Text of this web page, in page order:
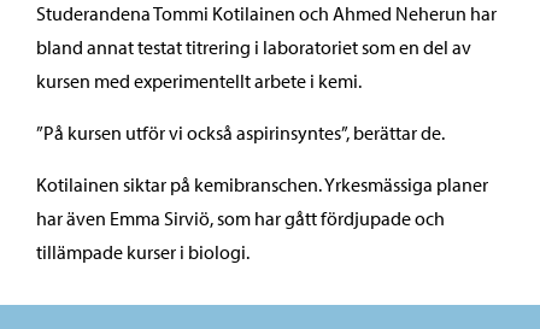
Studerandena Tommi Kotilainen och Ahmed Neherun har
bland annat testat titrering i laboratoriet som en del av
kursen med experimentellt arbete i kemi.
”På kursen utför vi också aspirinsyntes”, berättar de.
Kotilainen siktar på kemibranschen. Yrkesmässiga planer
har även Emma Sirviö, som har gått fördjupade och
tillämpade kurser i biologi.